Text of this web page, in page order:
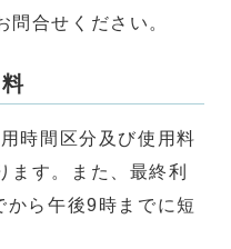
問合せください。
時間区分及び使用料
ます。また、最終利
ら午後9時までに短